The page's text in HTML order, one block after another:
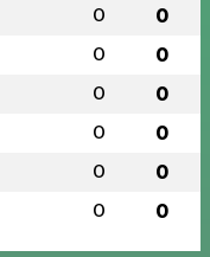
0 0
0 0
0 0
0 0
0 0
0 0